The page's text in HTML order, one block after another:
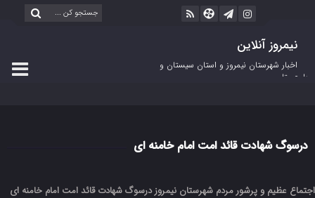
نیمروز آنلاین
اخبار شهرستان نیمروز و استان سیستان و
بلوچستان
درسوگ شهادت قائد امت امام خامنه ای
اجتماع عظیم و پرشور مردم شهرستان نیمروز درسوگ شهادت قائد امت امام خامنه ای